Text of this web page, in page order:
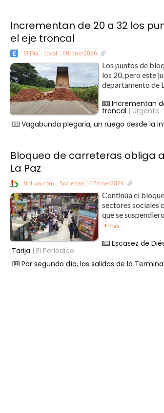
Incrementan de 20 a 32 los
el eje troncal
El Día Local 08/Ene/2026
Los puntos de
los 20, pero este
departamento de
Incrementan
troncal | Urgente
Vagabunda plegaria, un ruego desde la
Bloqueo de carreteras obliga
La Paz
Bolivia.com Sociedad 07/Ene/2026
Continúa el
sectores sociales
que se
+ más
Escasez de
Tarija | El Periódico
Por segundo día, las salidas de la